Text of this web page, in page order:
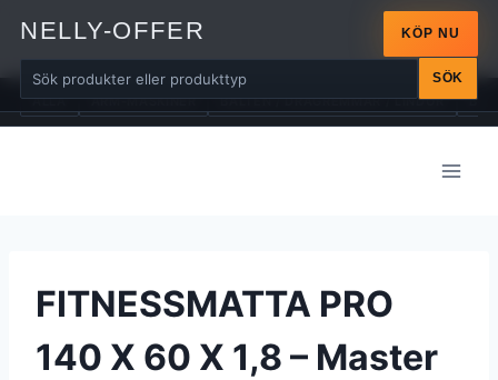
NELLY-OFFER
SÖK
KÖP NU
ALLA ARM-MASKINER BÄLTEN / DRAGREMMAR / LINDOR
FITNESSMATTA PRO
140 X 60 X 1,8 – Master